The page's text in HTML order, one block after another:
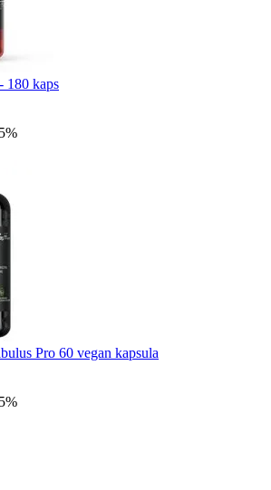
180 kaps
Pro 60 vegan kapsula